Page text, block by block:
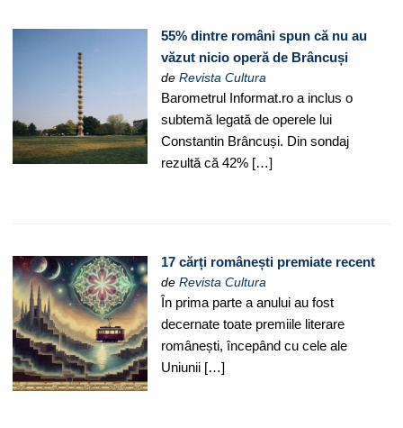
55% dintre români spun că nu au
văzut nicio operă de Brâncuși
deRevista Cultura
Barometrul Informat.ro a inclus o
subtemă legată de operele lui
Constantin Brâncuși. Din sondaj
rezultă că 42% […]
17 cărți românești premiate recent
deRevista Cultura
În prima parte a anului au fost
decernate toate premiile literare
românești, începând cu cele ale
Uniunii […]